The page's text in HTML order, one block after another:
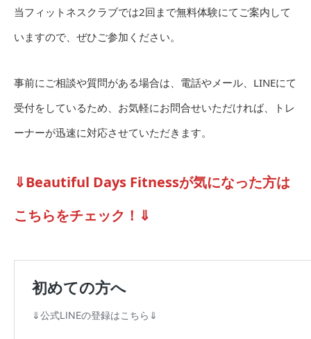
当フィットネスクラブでは2回まで無料体験にてご案内して
いますので、ぜひご参加ください。
事前にご相談や質問がある場合は、電話やメール、LINEにて
受付をしているため、お気軽にお問合せいただければ、トレ
ーナーが迅速に対応させていただきます。
⇓Beautiful Days Fitnessが気になった方は
こちらをチェック！⇓